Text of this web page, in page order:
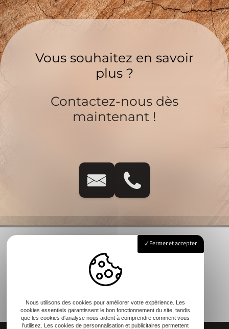
Vous souhaitez en savoir
plus ?
Contactez-nous dès
maintenant !
Fermer et accepter
Nous utilisons des cookies pour améliorer votre expérience. Les
cookies essentiels garantissent le bon fonctionnement du site, tandis
que les cookies d'analyse nous aident à comprendre comment vous
l'utilisez. Les cookies de personnalisation et publicitaires permettent